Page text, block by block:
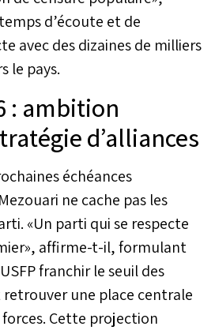
d’écoute et de
avec des dizaines de milliers
le pays.
: ambition
d’alliances
échéances
ne cache pas les
«Un parti qui se respecte
affirme-t-il, formulant
franchir le seuil des
une place centrale
forces. Cette projection